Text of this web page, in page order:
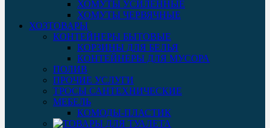
ХОМУТЫ УСИЛЕННЫЕ
ХОМУТЫ ЧЕРВЯЧНЫЕ
ХОЗТОВАРЫ
КОНТЕЙНЕРЫ БЫТОВЫЕ
КОРЗИНЫ ДЛЯ БЕЛЬЯ
КОНТЕЙНЕРЫ ДЛЯ МУСОРА
ПОЛИВ
ПРОЧИЕ УСЛУГИ
ТРОСЫ САНТЕХНИЧЕСКИЕ
МЕБЕЛЬ
КОМОДЫ-ПЛАСТИК